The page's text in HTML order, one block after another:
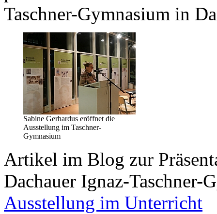
Taschner-Gymnasium in
Sabine Gerhardus eröffnet die
Ausstellung im Taschner-
Gymnasium
Artikel im Blog zur
Dachauer Ignaz-Taschner-
Ausstellung im Unterricht